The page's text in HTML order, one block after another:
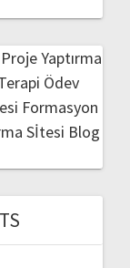
Proje Yaptırma
Ödev
Formasyon
Sİtesi Blog